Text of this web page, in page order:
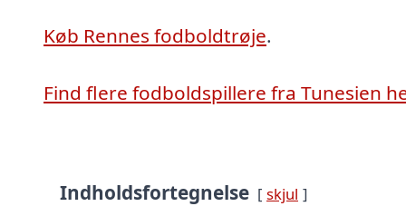
Køb Rennes fodboldtrøje.
Find flere fodboldspillere fra Tunesien
Indholdsfortegnelse skjul